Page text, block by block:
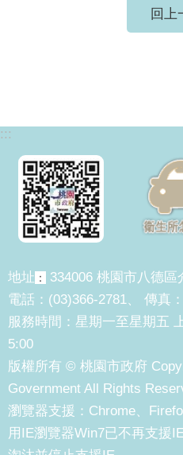
回上
:::
地址 ：
334006 桃園市八德區
電話：(03)366-2781、 傳真
服務時間：星期一至星期五
5:00
版權所有 © 桃園市政府
Government All Rights
瀏覽器支援：Chrome、
用IE瀏覽器Win7已不再支援